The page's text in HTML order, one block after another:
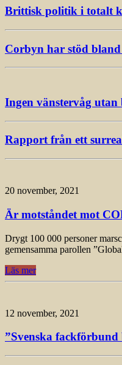
Brittisk politik i totalt
Corbyn har stöd
Ingen vänstervåg
Rapport från ett
20 november, 2021
Är motståndet mot
Drygt 100 000 personer
gemensamma parollen
Läs mer
12 november, 2021
”Svenska